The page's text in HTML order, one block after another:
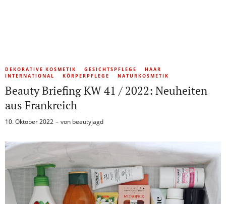
DEKORATIVE KOSMETIK GESICHTSPFLEGE
HAAR
INTERNATIONAL
KÖRPERPFLEGE NATURKOSMETIK
Beauty Briefing KW 41 / 2022: Neuheiten
aus Frankreich
10. Oktober 2022 von beautyjagd